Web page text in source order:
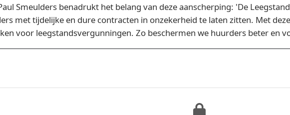
Smeulders benadrukt het belang van deze aanscherping: 'De
met tijdelijke en dure contracten in onzekerheid te laten zitten. Met
voor leegstandsvergunningen. Zo beschermen we huurders beter en